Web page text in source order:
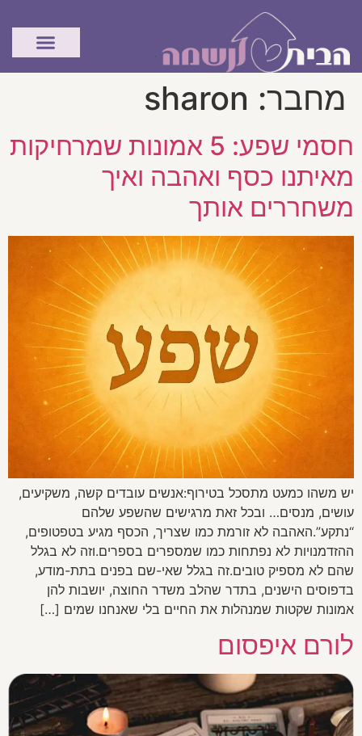
מחבר: sharon
חסמי שפע: 5 אמונות שמרחיקות
מאיתנו כסף ואהבה ואיך
משחררים אותך
יש משהו כמעט מתסכל בטירוף:אנשים עובדים קשה, משקיעים,
עושים, מנסים… ובכל זאת מרגישים שהשפע שלהם
“נתקע”.האהבה לא זורמת כמו שצריך, הכסף מגיע בטפטופים,
ההזדמנויות לא נפתחות כמו שמספרים בספרים.וזה לא בגלל
שהם לא מספיק טובים.זה בגלל שאי-שם בפנים בתת-מודע,
בדפוסים הישנים, בתדר שהלב משדר החוצה, יושבות להן
אמונות שקטות שמנהלות את החיים בלי שאנחנו שמים […]
לורם איפסום